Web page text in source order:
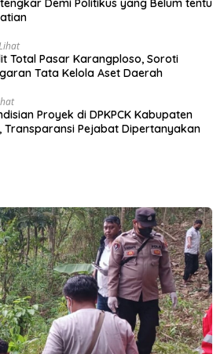
Demi Politikus yang Belum tentu
Total Pasar Karangploso, Soroti
Tata Kelola Aset Daerah
Proyek di DPKPCK Kabupaten
Transparansi Pejabat Dipertanyakan